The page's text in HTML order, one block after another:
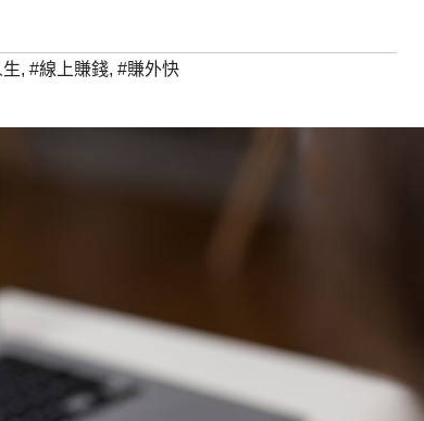
, #線上賺錢, #賺外快